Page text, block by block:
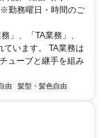
勤務曜日・時間のご
」、「TA業務」、
ています。 TA業務は
ューブと継手を組み
由 髪型・髪色自由